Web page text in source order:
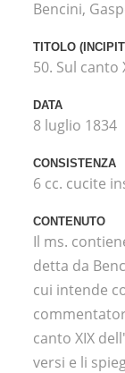
Bencini,
TITOLO
50. Sul
DATA
8 luglio 1834
CONSISTENZA
6 cc. cucite
CONTENUTO
Il ms.
detta da
cui intende
canto XIX
versi e li